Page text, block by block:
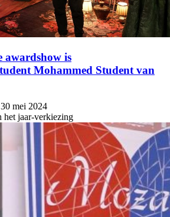
awardshow is
Mohammed Student van
30 mei 2024
het jaar-verkiezing